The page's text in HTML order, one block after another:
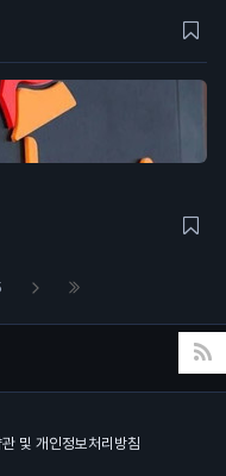
및 개인정보처리방침